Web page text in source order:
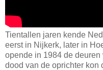
Tientallen jaren kende
eerst in Nijkerk, later in
opende in 1984 de deuren
dood van de oprichter kon